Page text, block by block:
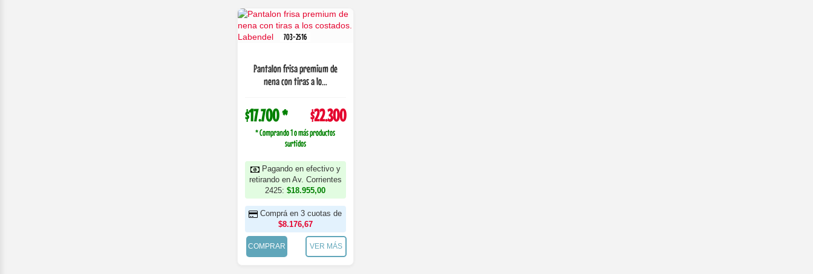
703-2516
Pantalon frisa premium de
nena con tiras a lo...
$17.700 * $22.300
* Comprando 1 o más productos
surtidos
Pagando en efectivo y
retirando en Av. Corrientes
2425:$18.955,00
Comprá en 3 cuotas de
$8.176,67
COMPRAR VER MÁS